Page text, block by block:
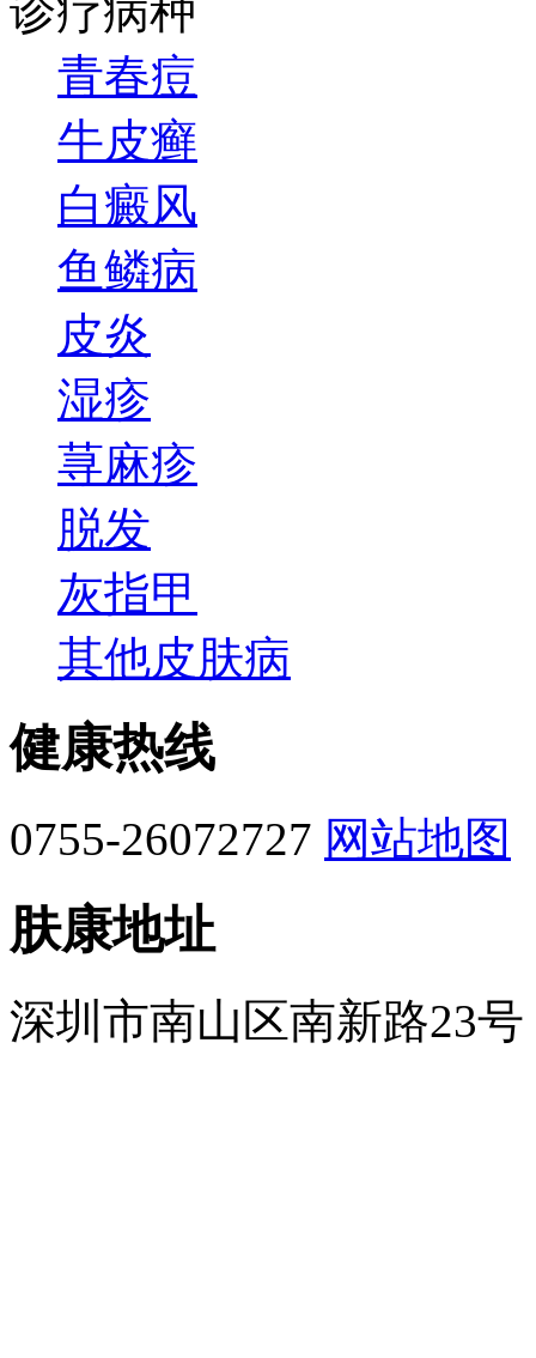
诊疗病种
青春痘
牛皮癣
白癜风
鱼鳞病
皮炎
湿疹
荨麻疹
脱发
灰指甲
其他皮肤病
健康热线
0755-26072727 网站地图
肤康地址
深圳市南山区南新路23